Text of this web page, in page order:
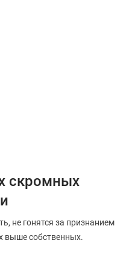
скромных
не гонятся за признанием
выше собственных.